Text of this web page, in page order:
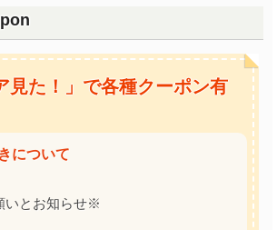
見た！」で各種クーポン有
について
いとお知らせ※